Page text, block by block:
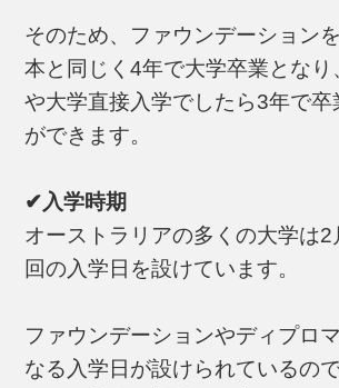
そのため、ファウンデーション
本と同じく4年で大学卒業となり
や大学直接入学でしたら3年で卒
ができます。
✔入学時期
オーストラリアの多くの大学は
回の入学日を設けています。
ファウンデーションやディプロ
なる入学日が設けられているの